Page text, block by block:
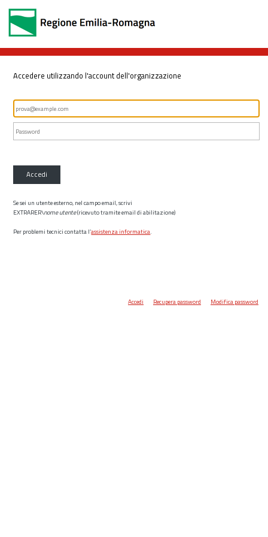
Accedere utilizzando l'account dell'organizzazione
Accedi
Se sei un utente esterno, nel campo email, scrivi
EXTRARER\nome utente(ricevuto tramite email di abilitazione)
Per problemi tecnici contatta l’assistenza informatica.
Accedi Recupera password Modifica password